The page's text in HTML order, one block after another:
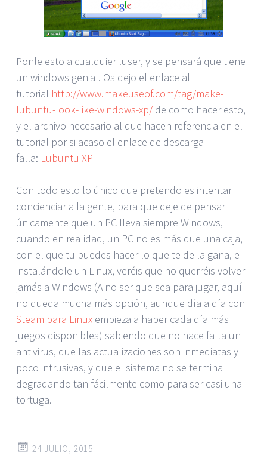
Ponle esto a cualquier luser, y se pensará que tiene
un windows genial. Os dejo el enlace al
tutorial http://www.makeuseof.com/tag/make-
lubuntu-look-like-windows-xp/de como hacer esto,
y el archivo necesario al que hacen referencia en el
tutorial por si acaso el enlace de descarga
falla: Lubuntu XP
Con todo esto lo único que pretendo es intentar
concienciar a la gente, para que deje de pensar
únicamente que un PC lleva siempre Windows,
cuando en realidad, un PC no es más que una caja,
con el que tu puedes hacer lo que te de la gana, e
instalándole un Linux, veréis que no querréis volver
jamás a Windows (A no ser que sea para jugar, aquí
no queda mucha más opción, aunque día a día con
Steam para Linux empieza a haber cada día más
juegos disponibles) sabiendo que no hace falta un
antivirus, que las actualizaciones son inmediatas y
poco intrusivas, y que el sistema no se termina
degradando tan fácilmente como para ser casi una
tortuga.
24 JULIO, 2015